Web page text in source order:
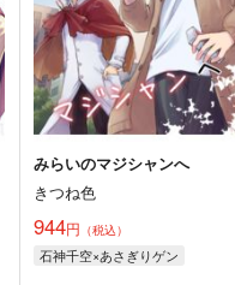
みらいのマジシャンへ
きつね色
944円 （税込）
石神千空×あさぎりゲン